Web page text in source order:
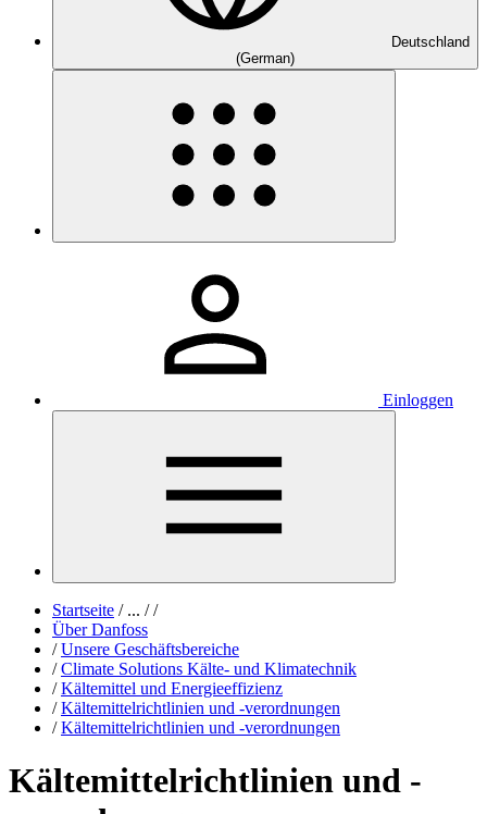
Deutschland
(German)
Einloggen
Startseite /... / /
Über Danfoss
/ Unsere Geschäftsbereiche
/ Climate Solutions Kälte- und Klimatechnik
/ Kältemittel und Energieeffizienz
/ Kältemittelrichtlinien und -verordnungen
/ Kältemittelrichtlinien und -verordnungen
Kältemittelrichtlinien und -